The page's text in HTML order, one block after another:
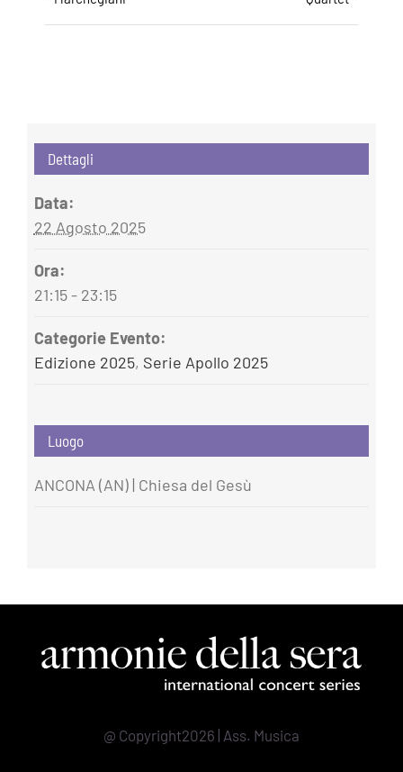
Navigazione
Dettagli
Data:
22 Agosto 2025
Ora:
21:15 - 23:15
Categorie Evento:
Edizione 2025, Serie Apollo 2025
Luogo
ANCONA (AN) | Chiesa del Gesù
@ Copyright2026 | Ass. Musica